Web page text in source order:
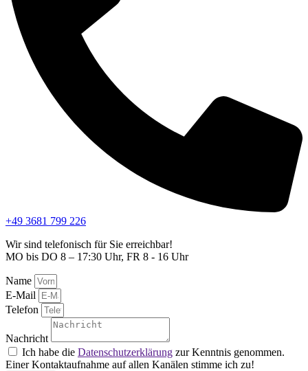
+49 3681 799 226
Wir sind telefonisch für Sie erreichbar!
MO bis DO 8 – 17:30 Uhr, FR 8 - 16 Uhr
Name
E-Mail
Telefon
Nachricht
Ich habe die Datenschutzerklärung zur Kenntnis genommen.
Einer Kontaktaufnahme auf allen Kanälen stimme ich zu!